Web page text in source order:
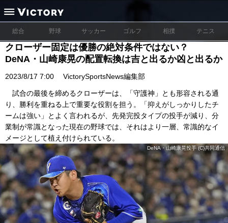
総合 野球 サッカー ゴルフ 相撲 テニス
クローザー固定は優勝の絶対条件ではない？
DeNA・山崎康晃の配置転換は吉と出るか凶と出るか
2023/8/17 7:00 VictorySportsNews編集部
試合の最後を締めるクローザーは、「守護神」とも形容される通
り、勝利を重ねる上で重要な役割を担う。「抑えがしっかりしたチ
ームは強い」とよく言われるが、先発完投タイプの投手が減り、分
業制が常識となった現在の野球では、それはより一層、常識的なイ
メージとして植え付けられている。
DeNA・山崎康晃投手 (C)共同通信